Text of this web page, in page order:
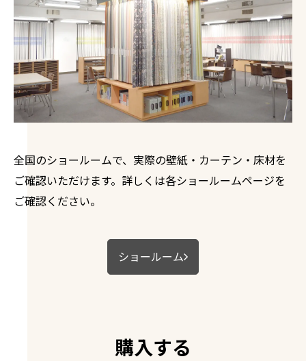
全国のショールームで、実際の壁紙・カーテン・床材を
ご確認いただけます。詳しくは各ショールームページを
ご確認ください。
ショールーム
購入する